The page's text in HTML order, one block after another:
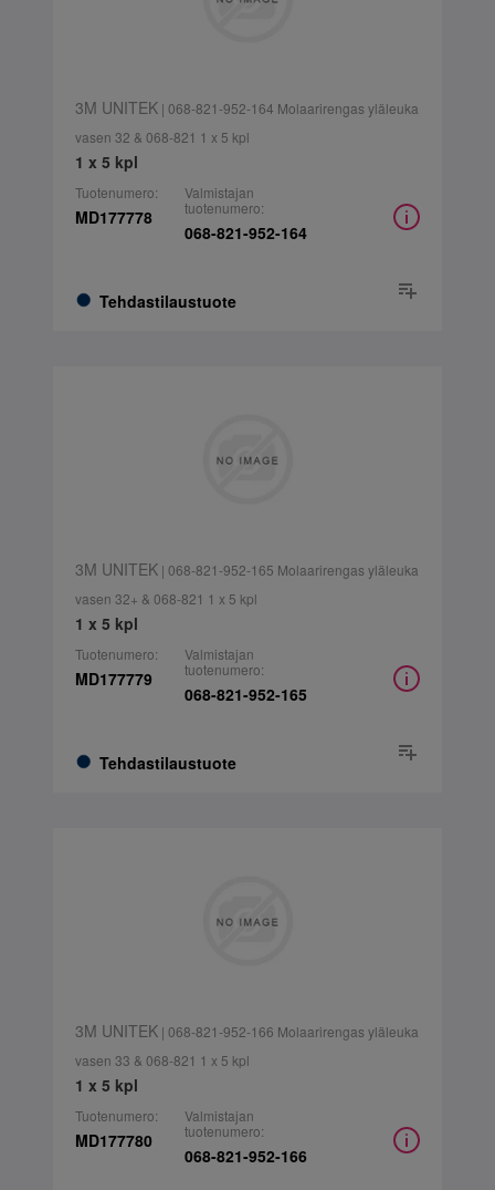
3M UNITEK| 068-821-952-164 Molaarirengas yläleuka
vasen 32 & 068-821 1 x 5 kpl
1 x 5 kpl
Tuotenumero:
MD177778
Tehdastilaustuote
Valmistajan
tuotenumero:
068-821-952-164
3M UNITEK| 068-821-952-165 Molaarirengas yläleuka
vasen 32+ & 068-821 1 x 5 kpl
1 x 5 kpl
Tuotenumero:
MD177779
Tehdastilaustuote
Valmistajan
tuotenumero:
068-821-952-165
3M UNITEK| 068-821-952-166 Molaarirengas yläleuka
vasen 33 & 068-821 1 x 5 kpl
1 x 5 kpl
Tuotenumero:
MD177780
Valmistajan
tuotenumero:
068-821-952-166